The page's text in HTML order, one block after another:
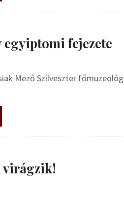
fejezete
Mező Szilveszter
virágzik!